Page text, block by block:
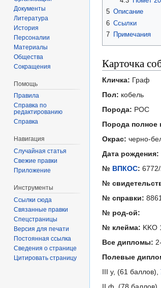
5 Описание
6 Ссылки
7 Примечания
Карточка
Кличка: Граф
Пол: кобель
Порода: РОС
Порода полное
Окрас: черно-
Дата рождения:
№ ВПКОС:
№
№ справки:
№ род-ой:
№ клейма: KKO
Все дипломы:
Полевые
III у, (61 баллов),
Документы
Литература
История
Персоналии
Материалы
Общества
Сокращения
Помощь
Правила
Справка по
редактированию
Справка
Навигация
Случайная статья
Свежие правки
Приложение
Инструменты
Ссылки сюда
Связанные правки
Спецстраницы
Версия для печати
Постоянная ссылка
Сведения о странице
Цитировать страницу